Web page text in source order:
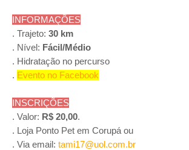
INFORMAÇÕES
. Trajeto: 30 km
. Nível: Fácil/Médio
. Hidratação no percurso
. Evento no Facebook
INSCRIÇÕES
. Valor: R$ 20,00.
. Loja Ponto Pet em Corupá ou
. Via email: tami17@uol.com.br